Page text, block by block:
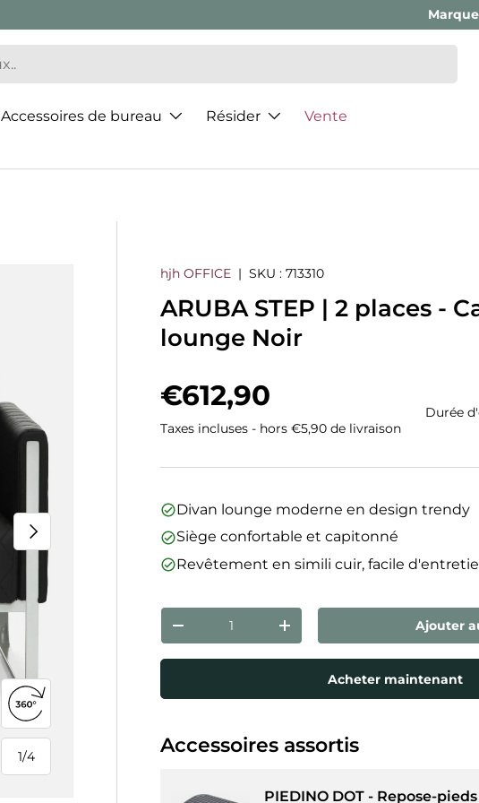
Accessoires de bureau Résider Vente
1/
de
4
Suivant
Ouvrir la vue 360°
hjh OFFICE |SKU : 713310
ARUBA STEP | 2 places -
lounge Noir
Prix habituel
€612,90
Taxes incluses - hors €5,90 de livraison
Durée
Divan lounge moderne en design trendy
Siège confortable et capitonné
Revêtement en simili cuir, facile
Qté
Diminuer la quantitéAugmenter la quantitéAjouter
Acheter maintenant
Accessoires assortis
PIEDINO DOT - Repose-pieds